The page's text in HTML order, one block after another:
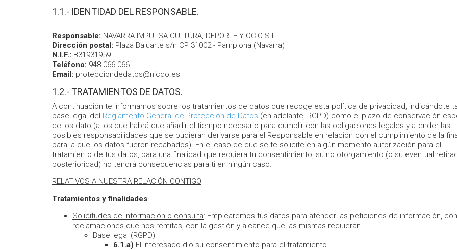
1.1.- IDENTIDAD DEL RESPONSABLE.
Responsable: NAVARRA IMPULSA CULTURA, DEPORTE Y OCIO S.L.
Dirección postal: Plaza Baluarte s/n CP 31002 - Pamplona (Navarra)
N.I.F.: B31931959
Teléfono: 948 066 066
Email: protecciondedatos@nicdo.es
1.2.- TRATAMIENTOS DE DATOS.
A continuación te informamos sobre los tratamientos de datos que recoge esta política de privacidad, indicándote
base legal del Reglamento General de Protección de Datos (en adelante, RGPD) como el plazo de conservación
de los dato (a los que habrá que añadir el tiempo necesario para cumplir con las obligaciones legales y atender las
posibles responsabilidades que se pudieran derivarse para el Responsable en relación con el cumplimiento de la
para la que los datos fueron recabados). En el caso de que se te solicite en algún momento autorización para el
tratamiento de tus datos, para una finalidad que requiera tu consentimiento, su no otorgamiento (o su eventual
posterioridad) no tendrá consecuencias para ti en ningún caso.
RELATIVOS A NUESTRA RELACIÓN CONTIGO
Tratamientos y finalidades
Solicitudes de información o consulta: Emplearemos tus datos para atender las peticiones de información,
reclamaciones que nos remitas, con la gestión y alcance que las mismas requieran.
Base legal (RGPD):
6.1.a) El interesado dio su consentimiento para el tratamiento.